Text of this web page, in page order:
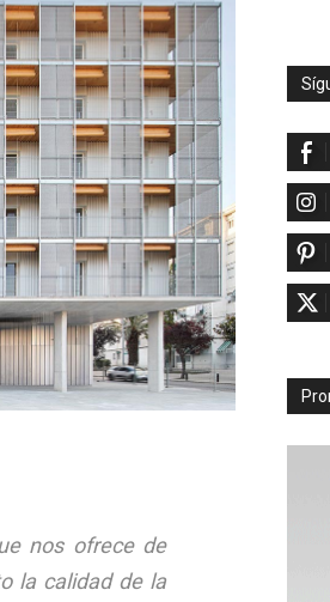
nos ofrece de
la calidad de la